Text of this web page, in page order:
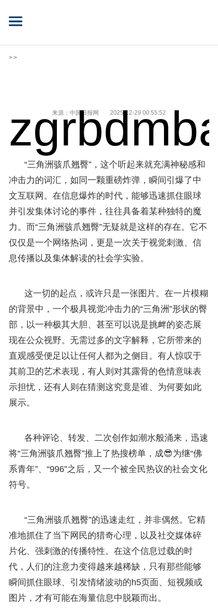
> >
来源：中国日报网 2025-12-29 00:55:52
“三角洲骇爪翘臀”，这个听起来就充满神秘感和
冲击力的词汇，如同一颗重磅炸弹，瞬间引爆了中
文互联网。在信息爆炸的时代，能够迅速抓住眼球
并引发集体讨论的事件，往往具备着某种独特的魔
力。而“三角洲骇爪翘臀”无疑就是这样的存在。它不
仅仅是一个网络热词，更是一次关于视觉刺激、信
息传播以及集体解读的社会学实验。
这一切的起点，或许只是一张图片。在一片模糊
的背景中，一个极具视觉冲击力的“三角洲”形状的臀
部，以一种极其大胆、甚至可以说是挑衅的姿态展
现在公众视野。无需过多的文字解释，它所带来的
直观感受便足以让任何人都为之侧目。有人惊叹于
其前卫的艺术表现，有人则对其露骨的色情意味表
示担忧，还有人则在猜测这究竟是谁、为何要如此
展示。
各种评论、转发、二次创作如潮水般涌来，迅速
将“三角洲骇爪翘臀”推上了热搜榜单，成😎为继“佛
系青年”、“996”之后，又一个被全民热议的社会文化
符号。
“三角洲骇爪翘臀”的迅速走红，并非偶然。它精
准地抓住了当下网民的猎奇心理，以及社交媒体碎
片化、强刺激的传播特性。在这个信息过载的时
代，人们的注意力变得越来越稀缺，只有那些能够
瞬间抓住眼球、引发情绪波动的h5页面、短视频或
图片，才有可能在海量信息中脱颖而出。